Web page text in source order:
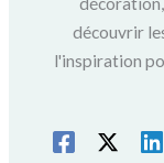
découvrir
l'inspiration